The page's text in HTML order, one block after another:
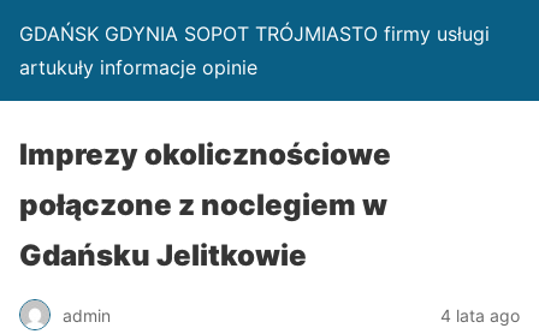
GDAŃSK GDYNIA SOPOT TRÓJMIASTO firmy usługi
artukuły informacje opinie
Imprezy okolicznościowe
połączone z noclegiem w
Gdańsku Jelitkowie
admin 4 lata ago